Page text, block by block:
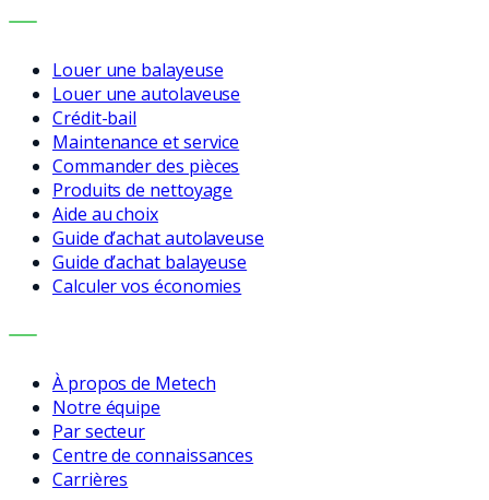
SERVICES
Louer une balayeuse
Louer une autolaveuse
Crédit-bail
Maintenance et service
Commander des pièces
Produits de nettoyage
Aide au choix
Guide d’achat autolaveuse
Guide d’achat balayeuse
Calculer vos économies
ENTREPRISE
À propos de Metech
Notre équipe
Par secteur
Centre de connaissances
Carrières